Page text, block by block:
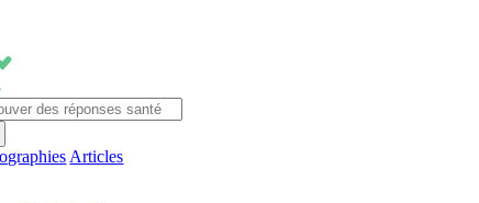
contenu
Articles